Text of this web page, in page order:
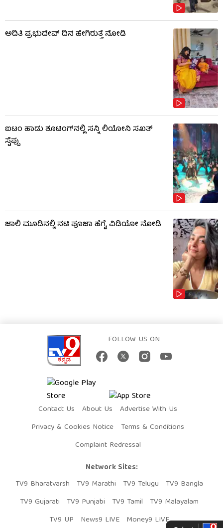
ಅದಿತಿ ಪ್ರಭುದೇವ್ ದಿನ ಹೇಗಿರುತ್ತೆ ನೋಡಿ
ಐಟಂ ಹಾಡು ಶೂಟಿಂಗ್​​ನಲ್ಲಿ ಸನ್ನಿ ಲಿಯೋನಿ ಸಖತ್
ಸ್ಟೆಪ್ಪು
ಜಾಲಿ ಮೂಡಿನಲ್ಲಿ ನಟಿ ಪೂಜಾ ಹೆಗ್ಡೆ, ವಿಡಿಯೋ ನೋಡಿ
FOLLOW US ON
Contact Us About Us
Advertise With Us
Privacy & Cookies Notice
Terms & Conditions
Complaint Redressal
Network Sites:
TV9 Bharatvarsh
TV9 Marathi TV9 Telugu
TV9 Bangla
TV9 Gujarati
TV9 Punjabi TV9 Tamil
TV9 Malayalam
TV9 UP
News9 LIVE Money9 LIVE